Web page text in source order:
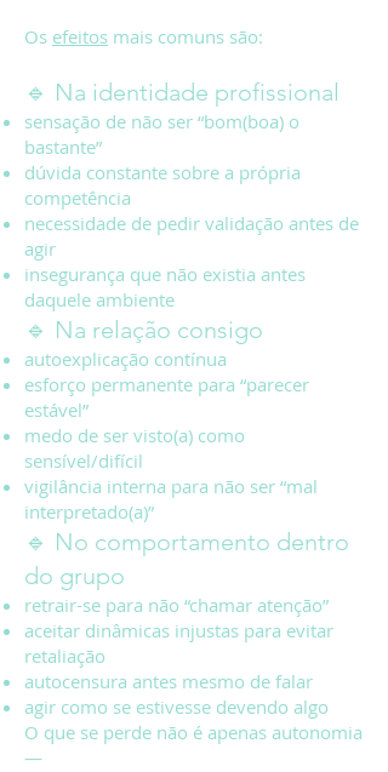
Os efeitos mais comuns são:
🔹 Na identidade profissional
sensação de não ser “bom(boa) o
bastante”
dúvida constante sobre a própria
competência
necessidade de pedir validação antes de
agir
insegurança que não existia antes
daquele ambiente
🔹 Na relação consigo
autoexplicação contínua
esforço permanente para “parecer
estável”
medo de ser visto(a) como
sensível/difícil
vigilância interna para não ser “mal
interpretado(a)”
🔹 No comportamento dentro
do grupo
retrair-se para não “chamar atenção”
aceitar dinâmicas injustas para evitar
retaliação
autocensura antes mesmo de falar
agir como se estivesse devendo algo
O que se perde não é apenas autonomia
—